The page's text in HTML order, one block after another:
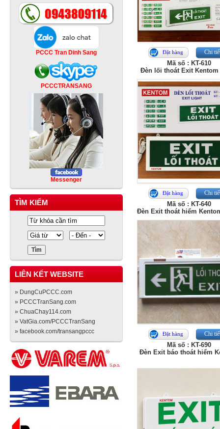
PCCC Tran Dinh Sang
PCCCTRANSANG
Messenger
TÌM KIẾM
LIÊN KẾT WEBSITE
» DungCuPCCC.com
» PCCCTranSang.com
» ChuaChay114.com
» VatGia.com/PCCCTranSang
» facebook.com/transangpccc
Đặt hàng Chi
Mã số : KT-610
Đèn lối thoát Exit Kentom
Đặt hàng Chi
Mã số : KT-640
Đèn Exit thoát hiểm
Đặt hàng Chi
Mã số : KT-690
Đèn Exit báo thoát hiểm